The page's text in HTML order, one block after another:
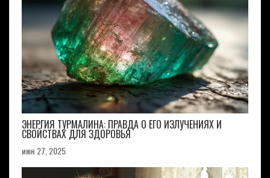
ЭНЕРГИЯ ТУРМАЛИНА: ПРАВДА О ЕГО ИЗЛУЧЕНИЯХ И
СВОЙСТВАХ ДЛЯ ЗДОРОВЬЯ
июн 27, 2025